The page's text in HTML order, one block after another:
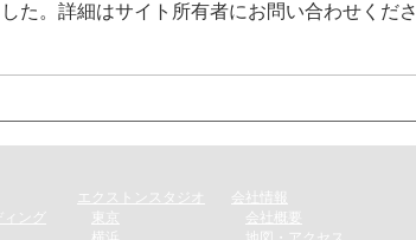
た。詳細はサイト所有者にお問い合わせくださ
ング
エクストンスタジオ
東京
会社情報
会社概要